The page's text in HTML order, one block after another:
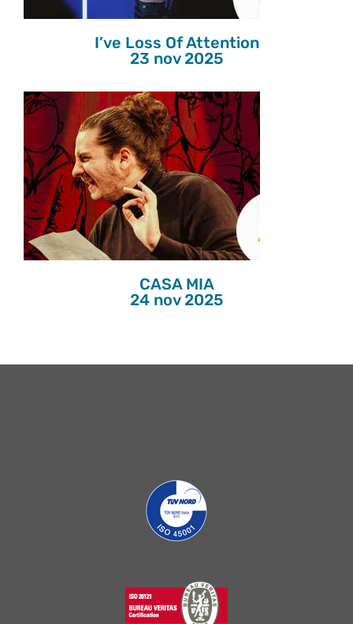
I’ve Loss Of Attention
23 nov 2025
CASA MIA
24 nov 2025
CASA MIA
24 nov 2025